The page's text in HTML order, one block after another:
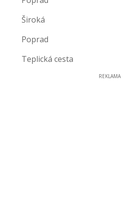
Široká
Poprad
Teplická cesta
REKLAMA